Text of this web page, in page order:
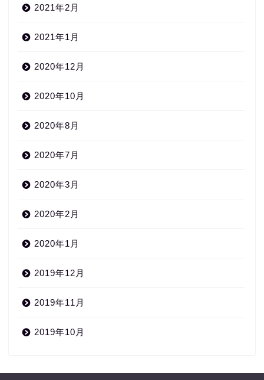
2021年2月
2021年1月
2020年12月
2020年10月
2020年8月
2020年7月
2020年3月
2020年2月
2020年1月
2019年12月
2019年11月
2019年10月